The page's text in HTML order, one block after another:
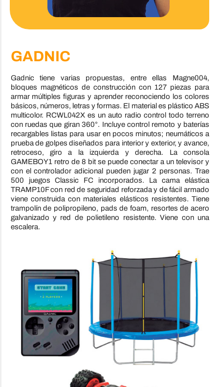
GADNIC
Gadnic tiene varias propuestas, entre ellas Magne004,
bloques magnéticos de construcción con 127 piezas para
armar múltiples figuras y aprender reconociendo los colores
básicos, números, letras y formas. El material es plástico ABS
multicolor. RCWL042X es un auto radio control todo terreno
con ruedas que giran 360°. Incluye control remoto y baterías
recargables listas para usar en pocos minutos; neumáticos a
prueba de golpes diseñados para interior y exterior, y avance,
retroceso, giro a la izquierda y derecha. La consola
GAMEBOY1 retro de 8 bit se puede conectar a un televisor y
con el controlador adicional pueden jugar 2 personas. Trae
500 juegos Classic FC incorporados. La cama elástica
TRAMP10F con red de seguridad reforzada y de fácil armado
viene construida con materiales elásticos resistentes. Tiene
trampolín de polipropileno, pads de foam, resortes de acero
galvanizado y red de polietileno resistente. Viene con una
escalera.